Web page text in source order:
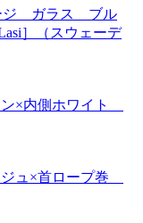
ジ ガラス ブル
］（スウェーデ
×内側ホワイト
ュ×首ロープ巻